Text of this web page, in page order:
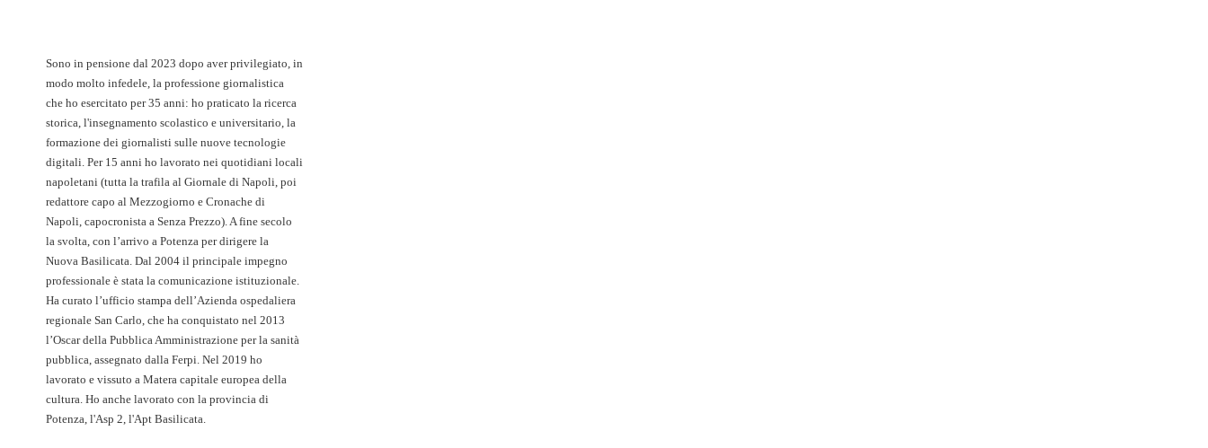
Sono in pensione dal 2023 dopo aver privilegiato, in
modo molto infedele, la professione giornalistica
che ho esercitato per 35 anni: ho praticato la ricerca
storica, l'insegnamento scolastico e universitario, la
formazione dei giornalisti sulle nuove tecnologie
digitali. Per 15 anni ho lavorato nei quotidiani locali
napoletani (tutta la trafila al Giornale di Napoli, poi
redattore capo al Mezzogiorno e Cronache di
Napoli, capocronista a Senza Prezzo). A fine secolo
la svolta, con l’arrivo a Potenza per dirigere la
Nuova Basilicata. Dal 2004 il principale impegno
professionale è stata la comunicazione istituzionale.
Ha curato l’ufficio stampa dell’Azienda ospedaliera
regionale San Carlo, che ha conquistato nel 2013
l’Oscar della Pubblica Amministrazione per la sanità
pubblica, assegnato dalla Ferpi. Nel 2019 ho
lavorato e vissuto a Matera capitale europea della
cultura. Ho anche lavorato con la provincia di
Potenza, l'Asp 2, l'Apt Basilicata.